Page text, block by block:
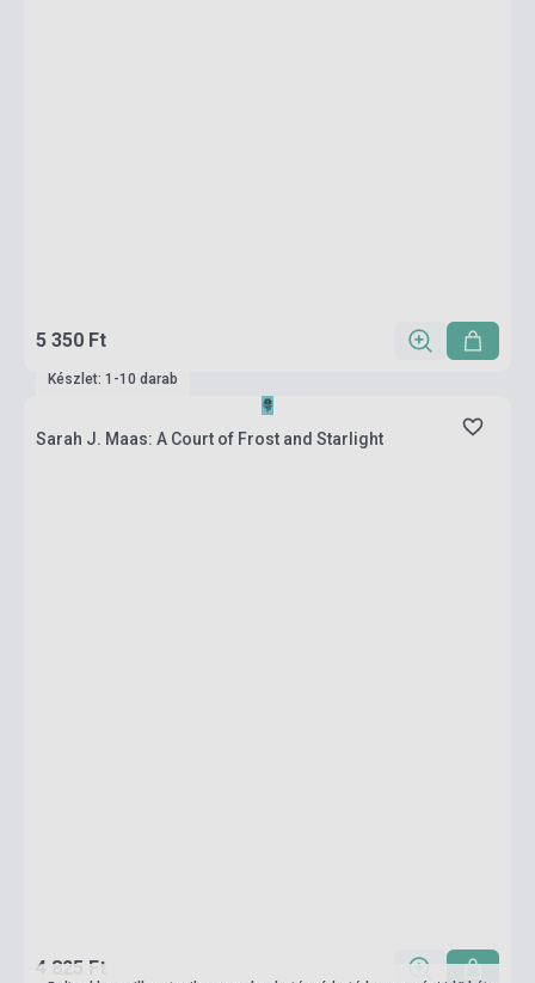
5 350 Ft
Készlet: 1-10 darab
Sarah J. Maas: A Court of Frost and Starlight
4 825 Ft